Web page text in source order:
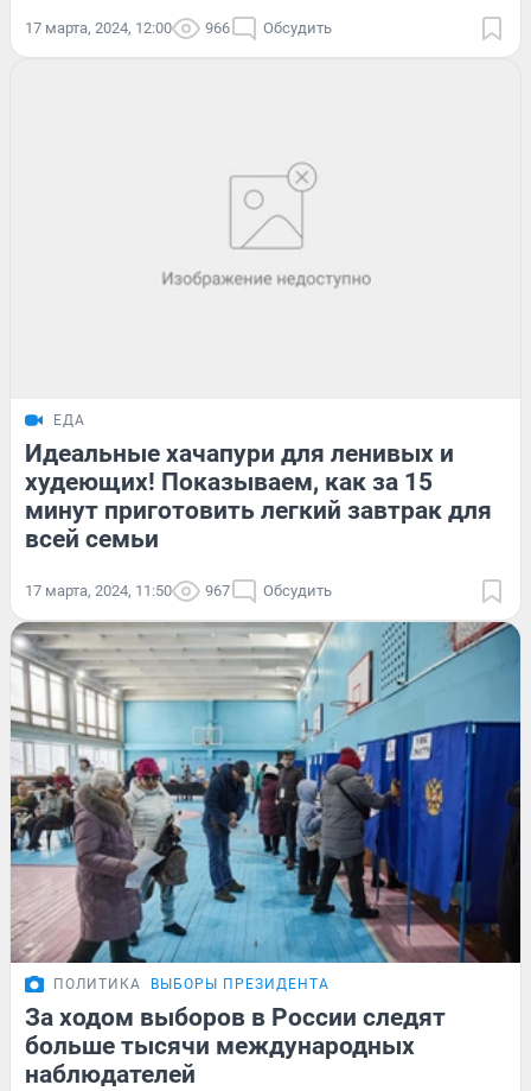
17 марта, 2024, 12:00 966 Обсудить
ЕДА
Идеальные хачапури для ленивых и
худеющих! Показываем, как за 15
минут приготовить легкий завтрак для
всей семьи
17 марта, 2024, 11:50 967 Обсудить
ПОЛИТИКА ВЫБОРЫ ПРЕЗИДЕНТА
За ходом выборов в России следят
больше тысячи международных
наблюдателей